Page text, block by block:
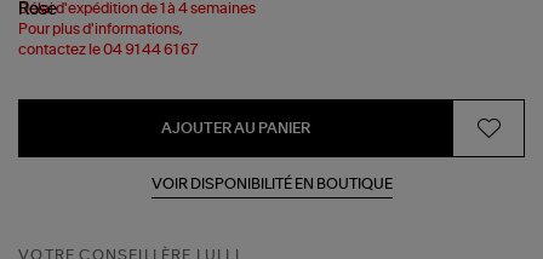
Délai d'expédition de 1 à 4 semaines
Pour plus d'informations,
contactez le 04 91 44 61 67
AJOUTER AU PANIER
VOIR DISPONIBILITÉ EN BOUTIQUE
VOTRE CONSEILLÈRE LULLI